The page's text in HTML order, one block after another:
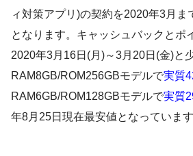
ィ対策アプリ)の契約を2020年3月ま
となります。キャッシュバックとポ
2020年3月16日(月)～3月20日(金)と
RAM8GB/ROM256GBモデルで実質
RAM6GB/ROM128GBモデルで実質
年8月25日現在最安値となっています